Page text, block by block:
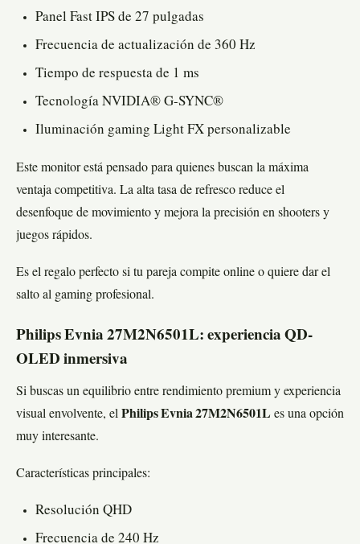
Panel Fast IPS de 27 pulgadas
Frecuencia de actualización de 360 Hz
Tiempo de respuesta de 1 ms
Tecnología NVIDIA® G-SYNC®
Iluminación gaming Light FX personalizable
Este monitor está pensado para quienes buscan la máxima
ventaja competitiva. La alta tasa de refresco reduce el
desenfoque de movimiento y mejora la precisión en shooters y
juegos rápidos.
Es el regalo perfecto si tu pareja compite online o quiere dar el
salto al gaming profesional.
Philips Evnia 27M2N6501L: experiencia QD-
OLED inmersiva
Si buscas un equilibrio entre rendimiento premium y experiencia
visual envolvente, el Philips Evnia 27M2N6501L es una opción
muy interesante.
Características principales:
Resolución QHD
Frecuencia de 240 Hz